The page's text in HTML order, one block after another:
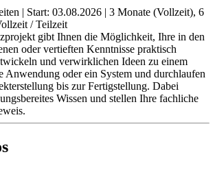
| Start: 03.08.2026 | 3 Monate (Vollzeit), 6
/ Teilzeit
gibt Ihnen die Möglichkeit, Ihre in den
oder vertieften Kenntnisse praktisch
und verwirklichen Ideen zu einem
Anwendung oder ein System und durchlaufen
bis zur Fertigstellung. Dabei
Wissen und stellen Ihre fachliche